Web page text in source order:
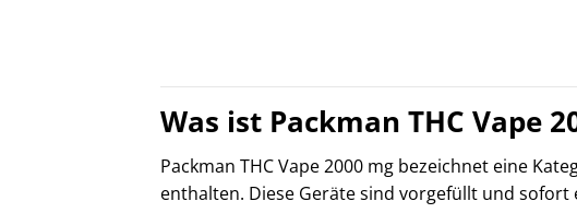
Was ist Packman THC Vape
Packman THC Vape 2000 mg bezeichnet eine
enthalten. Diese Geräte sind vorgefüllt und sofort